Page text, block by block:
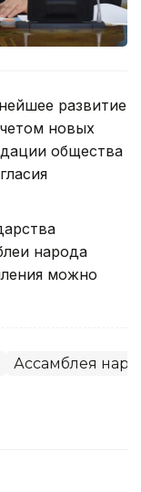
развитие
новых
общества
народа
можно
Ассамблея